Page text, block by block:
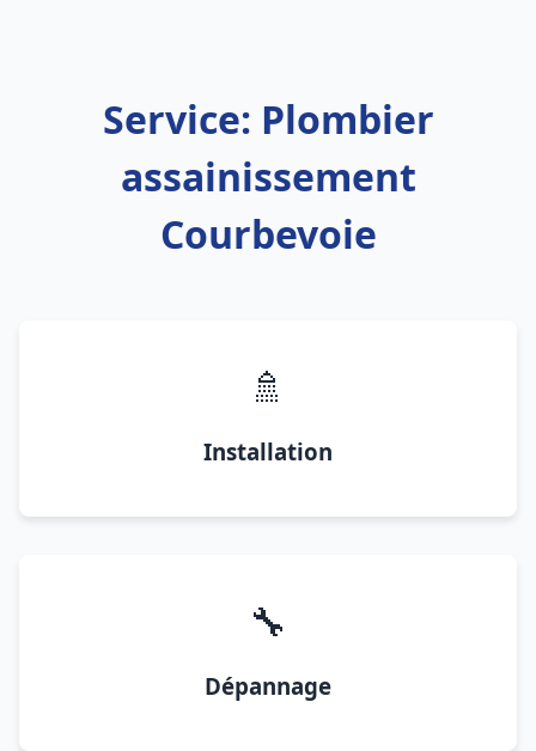
Service: Plombier
assainissement
Courbevoie
🚿
Installation
🔧
Dépannage